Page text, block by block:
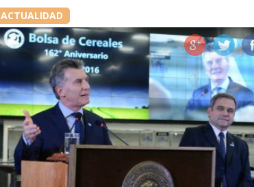
ACTUALIDAD